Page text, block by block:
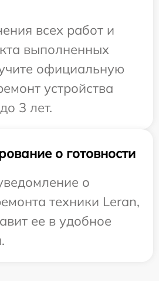
всех работ и
выполненных
официальную
устройства
3 лет.
о готовности
о
техники Leran,
ее в удобное